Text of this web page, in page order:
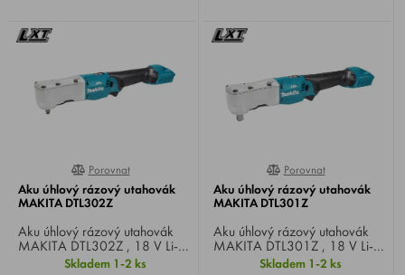
0%
Porovnat
Aku úhlový rázový utahovák
MAKITA DTL302Z
Aku úhlový rázový utahovák
MAKITA DTL302Z , 18 V Li-
ion,otáčky naprázdno: 0–3
Skladem 1-2 ks
0%
Porovnat
Aku úhlový rázový utahovák
MAKITA DTL301Z
Aku úhlový rázový utahovák
MAKITA DTL301Z , 18 V Li-
ion,otáčky naprázdno: 0–3
Skladem 1-2 ks